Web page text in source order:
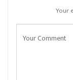
Your